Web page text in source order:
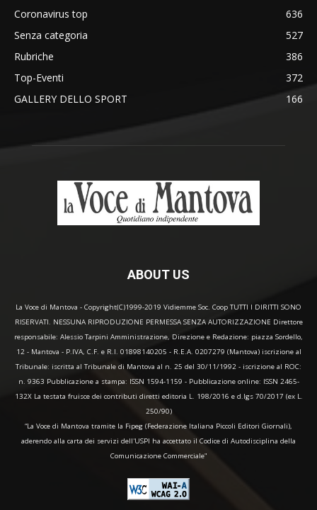
Coronavirus top
636
Senza categoria
527
Rubriche
386
Top-Eventi
372
GALLERY DELLO SPORT
166
ABOUT US
La Voce di Mantova - Copyright(C)1999-2019 Vidiemme Soc. Coop TUTTI I DIRITTI SONO
RISERVATI. NESSUNA RIPRODUZIONE PERMESSA SENZA AUTORIZZAZIONE Direttore
responsabile: Alessio Tarpini Amministrazione, Direzione e Redazione: piazza Sordello,
12 - Mantova - P.IVA, C.F. e R.I. 01898140205 - R.E.A. 0207279 (Mantova) iscrizione al
Tribunale: iscritta al Tribunale di Mantova al n. 25 del 30/11/1992 - iscrizione al ROC:
n. 9363 Pubblicazione a stampa: ISSN 1594-1159 - Pubblicazione online: ISSN 2465-
132X La testata fruisce dei contributi diretti editoria L. 198/2016 e d.lgs 70/2017 (ex L.
250/90)
“La Voce di Mantova tramite la Fipeg (Federazione Italiana Piccoli Editori Giornali),
aderendo alla carta dei servizi dell'USPI ha accettato il Codice di Autodisciplina della
Comunicazione Commerciale"